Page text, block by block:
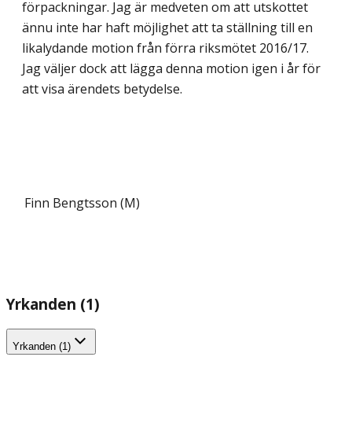
förpackningar. Jag är medveten om att utskottet
ännu inte har haft möjlighet att ta ställning till en
likalydande motion från förra riksmötet 2016/17.
Jag väljer dock att lägga denna motion igen i år för
att visa ärendets betydelse.
Finn Bengtsson (M)
Yrkanden (1)
Yrkanden (1)